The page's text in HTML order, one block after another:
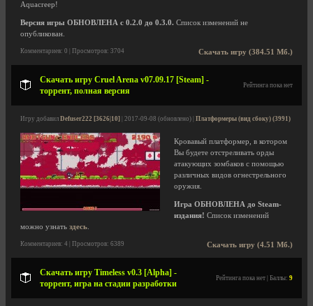
Aquacreep!
Версия игры ОБНОВЛЕНА с 0.2.0 до 0.3.0. Список изменений не
опубликован.
Скачать игру (384.51 Мб.)
Комментариев: 0 | Просмотров: 3704
Скачать игру Cruel Arena v07.09.17 [Steam] -
торрент, полная версия
Рейтинга пока нет
Игру добавил Defuser222 [3626|10] | 2017-09-08 (обновлено) | Платформеры (вид сбоку) (3991)
Кровавый платформер, в котором
Вы будете отстреливать орды
атакующих зомбаков с помощью
различных видов огнестрельного
оружия.
Игра ОБНОВЛЕНА до Steam-
издания! Список изменений
можно узнать здесь
Скачать игру (4.51 Мб.)
Комментариев: 4 | Просмотров: 6389
Скачать игру Timeless v0.3 [Alpha] -
торрент, игра на стадии разработки
Рейтинга пока нет | Баллы: 9